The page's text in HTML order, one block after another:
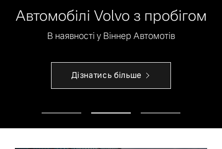
Автомобілі Volvo з пробігом
В наявності у Віннер Автомотів
Дізнатись більше